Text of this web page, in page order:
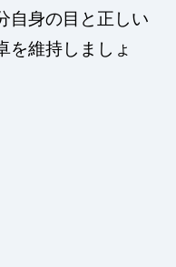
自身の目と正しい
を維持しましょ